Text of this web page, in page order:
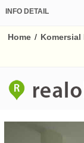
INFO DETAIL
Home / Komersial